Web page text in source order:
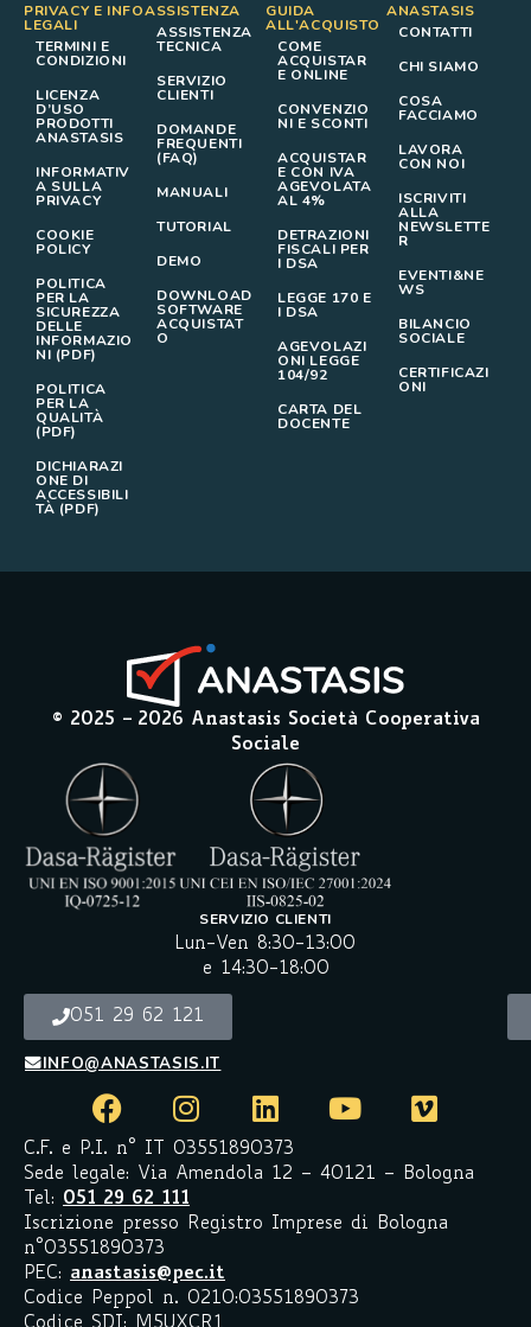
PRIVACY E INFO
LEGALI
TERMINI E
CONDIZIONI
LICENZA
D’USO
PRODOTTI
ANASTASIS
INFORMATIV
A SULLA
PRIVACY
COOKIE
POLICY
POLITICA
PER LA
SICUREZZA
DELLE
INFORMAZIO
NI (PDF)
POLITICA
PER LA
QUALITÀ
(PDF)
DICHIARAZI
ONE DI
ACCESSIBILI
TÀ (PDF)
ASSISTENZA
ASSISTENZA
TECNICA
SERVIZIO
CLIENTI
DOMANDE
FREQUENTI
(FAQ)
MANUALI
TUTORIAL
DEMO
DOWNLOAD
SOFTWARE
ACQUISTAT
O
GUIDA
ALL'ACQUISTO
COME
ACQUISTAR
E ONLINE
CONVENZIO
NI E SCONTI
ACQUISTAR
E CON IVA
AGEVOLATA
AL 4%
DETRAZIONI
FISCALI PER
I DSA
LEGGE 170 E
I DSA
AGEVOLAZI
ONI LEGGE
104/92
CARTA DEL
DOCENTE
ANASTASIS
CONTATTI
CHI SIAMO
COSA
FACCIAMO
LAVORA
CON NOI
ISCRIVITI
ALLA
NEWSLETTE
R
EVENTI&NE
WS
BILANCIO
SOCIALE
CERTIFICAZI
ONI
© 2025 – 2026 Anastasis Società Cooperativa
Sociale
SERVIZIO CLIENTI
Lun-Ven 8:30-13:00
e 14:30-18:00
051 29 62 121
INFO@ANASTASIS.IT
C.F. e P.I. n° IT 03551890373
Sede legale: Via Amendola 12 – 40121 – Bologna
Tel: 051 29 62 111
Iscrizione presso Registro Imprese di Bologna
n°03551890373
PEC: anastasis@pec.it
Codice Peppol n. 0210:03551890373